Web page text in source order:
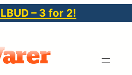
– 3 for 2!